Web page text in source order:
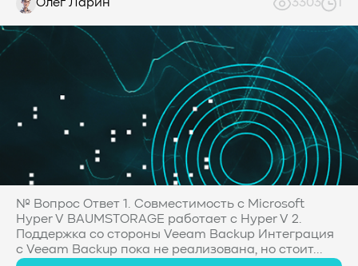
Олег Ларин 3303
№ Вопрос Ответ 1. Совместимость с Microsoft
Hyper V BAUMSTORAGE работает с Hyper V 2.
Поддержка со стороны Veeam Baсkup Интеграция
с Veeam Backup пока не реализована, но стоит...